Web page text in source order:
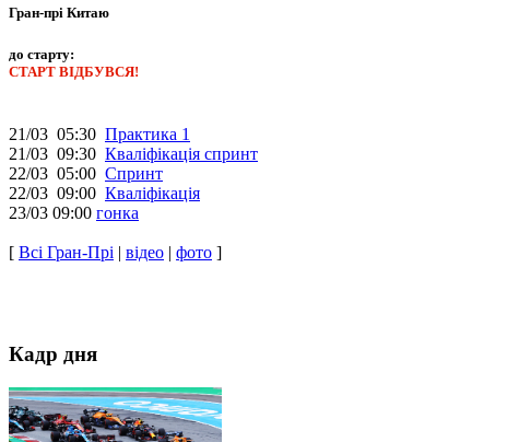
Гран-прі Китаю
до старту:
СТАРТ ВІДБУВСЯ!
21/03 05:30 Практика 1
21/03 09:30 Кваліфікація спринт
22/03 05:00 Спринт
22/03 09:00 Кваліфікація
23/03 09:00 гонка
[ Всі Гран-Прі | відео | фото ]
Кадр дня